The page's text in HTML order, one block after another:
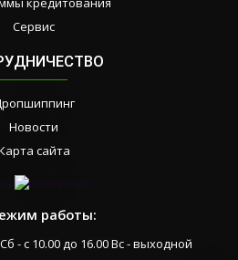
Сервис
Новости
сайта
работы:
- с 10.00 до 16.00 Вс - выходной